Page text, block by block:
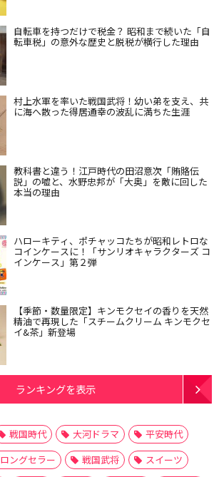
自転車を持つだけで税金？ 昭和まで続いた「自
転車税」の意外な歴史と脱税が横行した理由
村上水軍を率いた戦国武将！幼い弟を支え、共
に海へ散った得居通幸の波乱に満ちた生涯
教科書と違う！江戸時代の田沼意次「賄賂伝
説」の嘘と、水野忠邦が「大奥」を敵に回した
本当の理由
ハローキティ、ポチャッコたちが昭和レトロな
コインケースに！「サンリオキャラクターズ コ
インケース」第２弾
【季節・数量限定】キンモクセイの香りを天然
精油で再現した「スチームクリーム キンモクセ
イ&茶」新登場
ランキングを表示
戦国時代 大河ドラマ
平安時代
ロングセラー 戦国武将
スイーツ